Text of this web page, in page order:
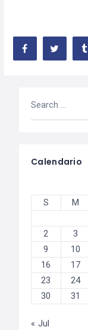
Calendario
S
M
2
3
9
10
16
17
23
24
30
31
« Jul